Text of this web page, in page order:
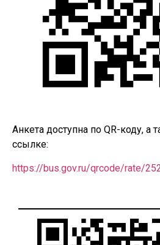
Анкета доступна по QR-коду, а
ссылке:
https://bus.gov.ru/qrcode/rate/